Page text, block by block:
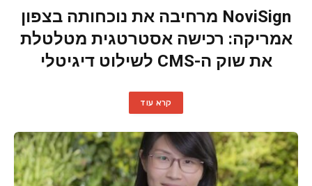
NoviSign מרחיבה את נוכחותה בצפון
אמריקה: רכישה אסטרטגית מטלטלת
את שוק ה-CMS לשילוט דיגיטלי
קרא עוד